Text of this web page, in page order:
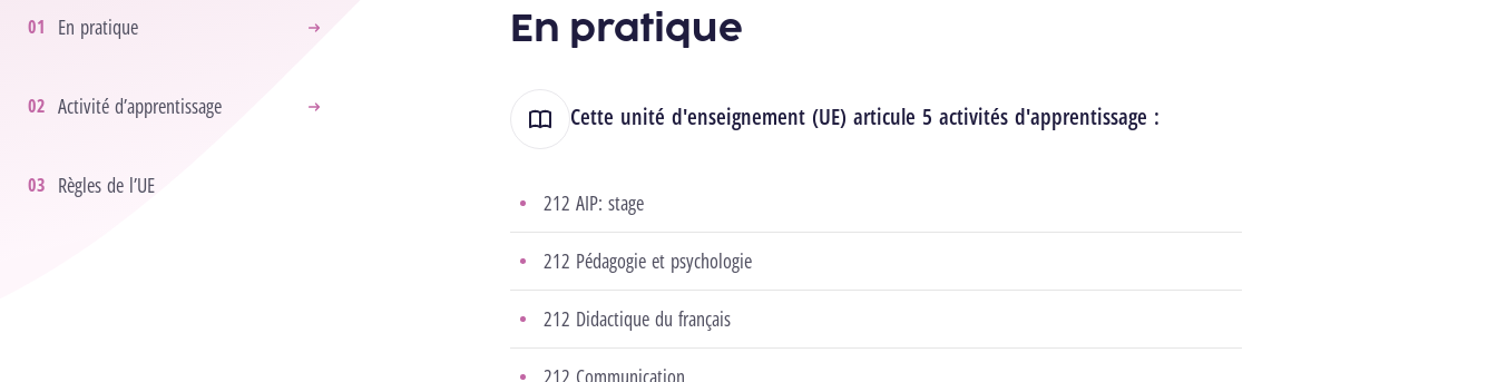
En pratique
Activité d’apprentissage
Règles de l’UE
En pratique
Cette unité d'enseignement (UE) articule 5 activités d'apprentissage :
212 AIP: stage
212 Pédagogie et psychologie
212 Didactique du français
212 Communication